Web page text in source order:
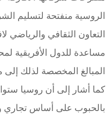
الروسية منفتحة لتسليم
التعاون الثقافي
مساعدة للدول الأفريقية
المبالغ المخصصة لذلك إلى
كما أشار إلى أن روسيا
بالحبوب على أساس تجاري